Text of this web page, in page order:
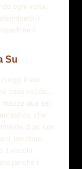
ogni volta,
il
il
Su
il suo
cosa voluta…
mazza qua sei
che
di pc con
di insultare
I vecchi
perché i